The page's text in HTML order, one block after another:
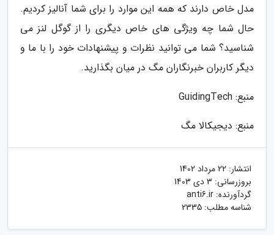
مدل خاص دارند که همه این موارد را برای شما آنالیز کردیم.
حال شما چه ویژگی های خاص دیگری را از گوگل لنز می
شناسید؟ شما می توانید نظرات و پیشنهادات خود را با ما و
دیگر کاربران خبرنگاران مگ در میان بگذارید.
منبع: GuidingTech
منبع: دیجیکالا مگ
انتشار: 22 مرداد 1402
بروزرسانی: 3 دی 1403
گردآورنده: anti6.ir
شناسه مطلب: 2335